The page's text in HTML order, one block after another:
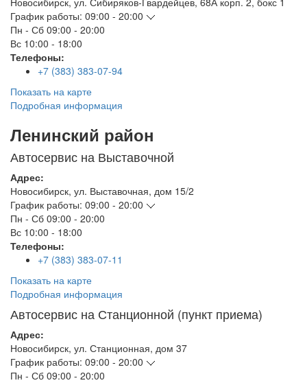
График работы: 09:00 - 20:00
Пн - Сб 09:00 - 20:00
Вс 10:00 - 18:00
Телефоны:
+7 (383) 383-07-94
Показать на карте
Подробная информация
Ленинский район
Автосервис на Выставочной
Адрес:
Новосибирск, ул. Выставочная, дом 15/2
График работы: 09:00 - 20:00
Пн - Сб 09:00 - 20:00
Вс 10:00 - 18:00
Телефоны:
+7 (383) 383-07-11
Показать на карте
Подробная информация
Автосервис на Станционной (пункт приема)
Адрес:
Новосибирск, ул. Станционная, дом 37
График работы: 09:00 - 20:00
Пн - Сб 09:00 - 20:00